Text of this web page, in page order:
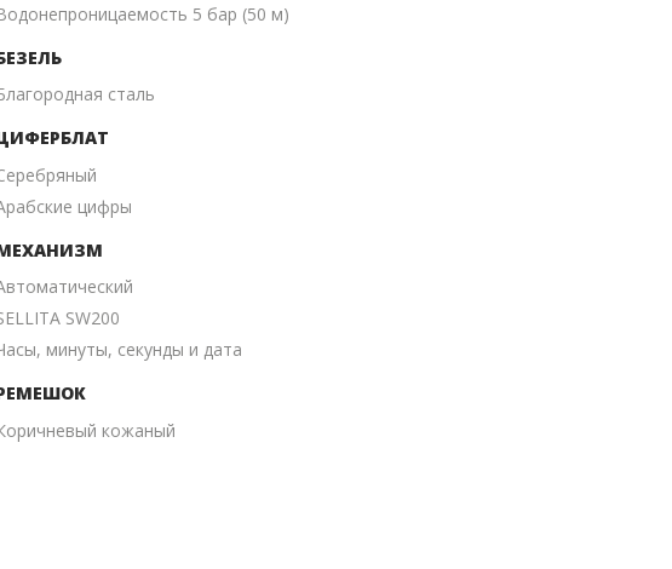
5 бар (50 м)
сталь
цифры
SW200
минуты, секунды и дата
кожаный